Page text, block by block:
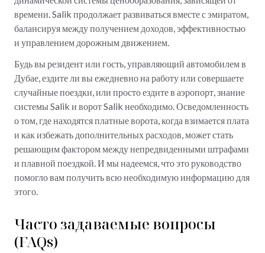
времени. Salik продолжает развиваться вместе с эмиратом,
балансируя между получением доходов, эффективностью
и управлением дорожным движением.
Будь вы резидент или гость, управляющий автомобилем в
Дубае, ездите ли вы ежедневно на работу или совершаете
случайные поездки, или просто ездите в аэропорт, знание
системы Salik и ворот Salik необходимо. Осведомленность
о том, где находятся платные ворота, когда взимается плата
и как избежать дополнительных расходов, может стать
решающим фактором между непредвиденными штрафами
и плавной поездкой. И мы надеемся, что это руководство
помогло вам получить всю необходимую информацию для
этого.
Часто задаваемые вопросы
(FAQs)